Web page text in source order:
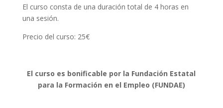
El curso consta de una duración total de 4 horas en
una sesión.
Precio del curso: 25€
El curso es bonificable por la Fundación Estatal
para la Formación en el Empleo (FUNDAE)